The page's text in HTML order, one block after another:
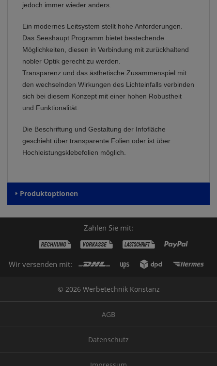
jedoch immer wieder anders.
Ein modernes Leitsystem stellt hohe Anforderungen.
Das Seeshaupt Programm bietet bestechende
Möglichkeiten, diesen in Verbindung mit zurückhaltend
nobler Optik gerecht zu werden.
Transparenz und das ästhetische Zusammenspiel mit
den wechselnden Wirkungen des Lichteinfalls verbinden
sich bei diesem Konzept mit einer hohen Robustheit
und Funktionalität.
Die Beschriftung und Gestaltung der Infofläche
geschieht über transparente Folien oder ist über
Hochleistungsklebefolien möglich.
Produktoptionen
Zahlen Sie mit:
Wir versenden mit:
© 2026 Werbetechnik Konstanz
AGB
Datenschutz